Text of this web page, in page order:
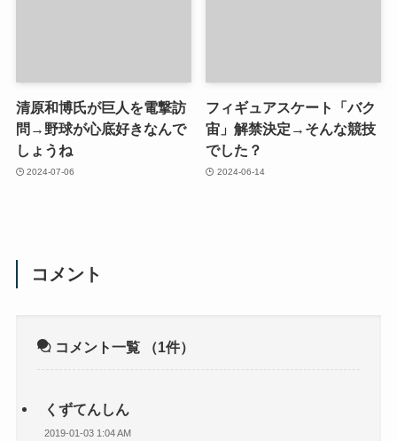
清原和博氏が巨人を電撃訪
問→野球が心底好きなんで
しょうね
2024-07-06
フィギュアスケート「バク
宙」解禁決定→そんな競技
でした？
2024-06-14
コメント
コメント一覧 （1件）
くずてんしん
2019-01-03 1:04 AM